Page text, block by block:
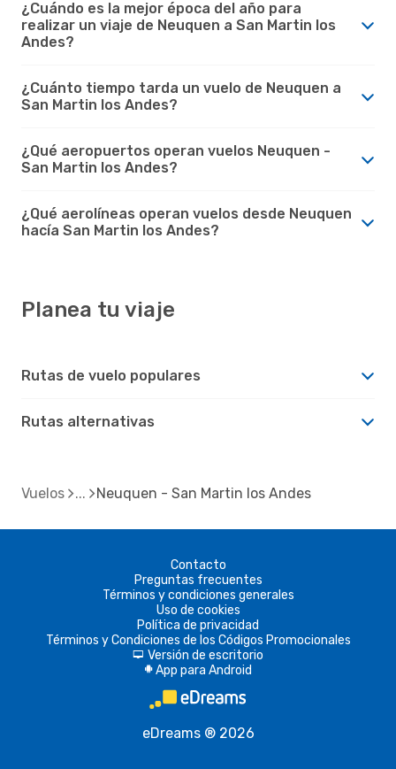
¿Cuándo es la mejor época del año para
realizar un viaje de Neuquen a San Martin los
Andes?
¿Cuánto tiempo tarda un vuelo de Neuquen a
San Martin los Andes?
¿Qué aeropuertos operan vuelos Neuquen -
San Martin los Andes?
¿Qué aerolíneas operan vuelos desde Neuquen
hacía San Martin los Andes?
Planea tu viaje
Rutas de vuelo populares
Rutas alternativas
Vuelos Neuquen - San Martin los Andes
Contacto
Preguntas frecuentes
Términos y condiciones generales
Uso de cookies
Política de privacidad
Términos y Condiciones de los Códigos Promocionales
d Versión de escritorio
A App para Android
eDreams ® 2026